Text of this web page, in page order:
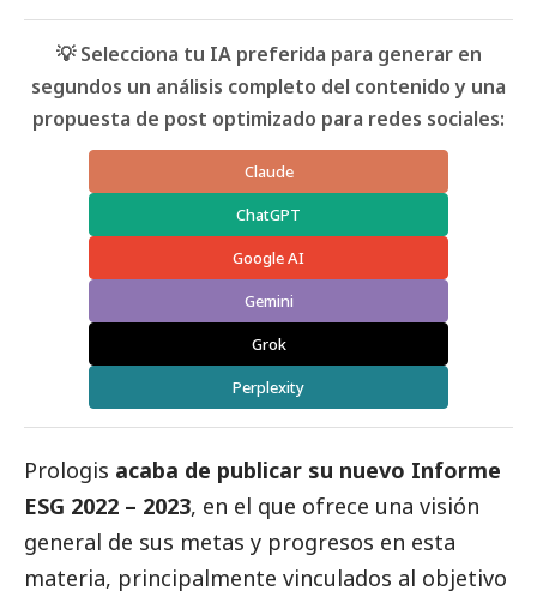
💡 Selecciona tu IA preferida para generar en
segundos un análisis completo del contenido y una
propuesta de post optimizado para redes sociales:
Claude
ChatGPT
Google AI
Gemini
Grok
Perplexity
Prologis acaba de publicar su nuevo Informe
ESG 2022 – 2023, en el que ofrece una visión
general de sus metas y progresos en esta
materia, principalmente vinculados al objetivo